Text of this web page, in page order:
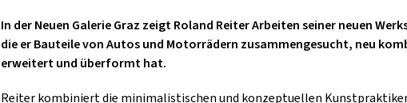
GOLD & PECH THEATER
In der Neuen Galerie Graz zeigt Roland Reiter Arbeiten seiner neuen
die er Bauteile von Autos und Motorrädern zusammengesucht, neu
erweitert und überformt hat.
Reiter kombiniert die minimalistischen und konzeptuellen